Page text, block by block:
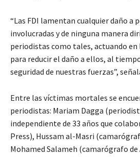
“Las FDI lamentan cualquier daño a
involucradas y de ninguna manera
periodistas como tales, actuando en
para reducir el daño a ellos, al
seguridad de nuestras fuerzas”,
Entre las víctimas mortales se
periodistas: Mariam Dagga
independiente de 33 años que
Press), Hussam al-Masri
Mohamed Salameh (camarógrafo de